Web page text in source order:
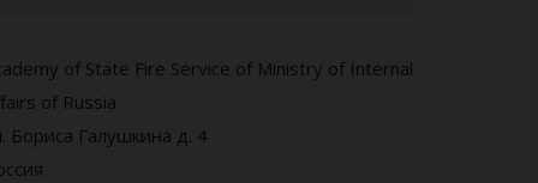
of State Fire Service of Ministry of Internal
of Russia
Бориса Галушкина д. 4